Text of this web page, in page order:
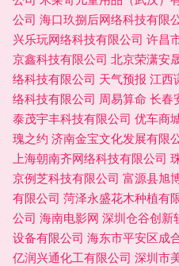
公司 海口玖捌后网络科技有限
兴乐玩网络科技有限公司 许昌
京鑫科技有限公司 北京荣潇安
络科技有限公司 天气预报 江西
络科技有限公司 周易算命 长春
泰茂宇丰科技有限公司 优车商
瑰之约 济南金宝文化发展有限
上海朝南齐网络科技有限公司
京例芝科技有限公司 富源县旭
有限公司 菏泽永盛花木种植有
公司 海南电影网 深圳仓谷创新
设备有限公司 海东市平安区成
亿润兴通化工有限公司 深圳市